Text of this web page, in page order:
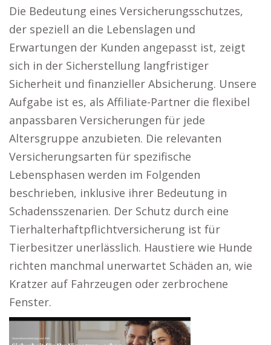
Die Bedeutung eines Versicherungsschutzes,
der speziell an die Lebenslagen und
Erwartungen der Kunden angepasst ist, zeigt
sich in der Sicherstellung langfristiger
Sicherheit und finanzieller Absicherung. Unsere
Aufgabe ist es, als Affiliate-Partner die flexibel
anpassbaren Versicherungen für jede
Altersgruppe anzubieten. Die relevanten
Versicherungsarten für spezifische
Lebensphasen werden im Folgenden
beschrieben, inklusive ihrer Bedeutung in
Schadensszenarien. Der Schutz durch eine
Tierhalterhaftpflichtversicherung ist für
Tierbesitzer unerlässlich. Haustiere wie Hunde
richten manchmal unerwartet Schäden an, wie
Kratzer auf Fahrzeugen oder zerbrochene
Fenster.